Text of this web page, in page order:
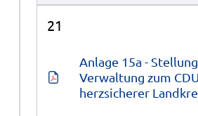
21
Anlage 15a -
Verwaltung zum
herzsicherer